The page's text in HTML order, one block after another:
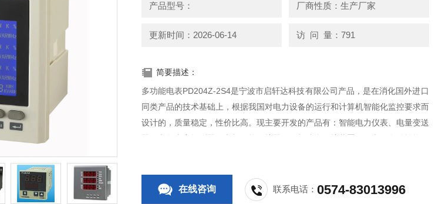
产品型号： 厂商性质：生产厂家
更新时间：2026-06-14 访 问 量：791
简要描述：
多功能电表PD204Z-2S4是宁波市启轩达科技有限公司产品，是在消化国外进口
同类产品的技术基础上，根据我国对电力设备的运行和计算机智能化监控要求而
设计的，质量稳定，性价比高。现主要开发的产品有：智能电力仪表、电量变送
器、电气火灾探测器、电机智能保护器、微机综合保护装置、双电源自动转换开
在线咨询 联系电话：0574-83013996